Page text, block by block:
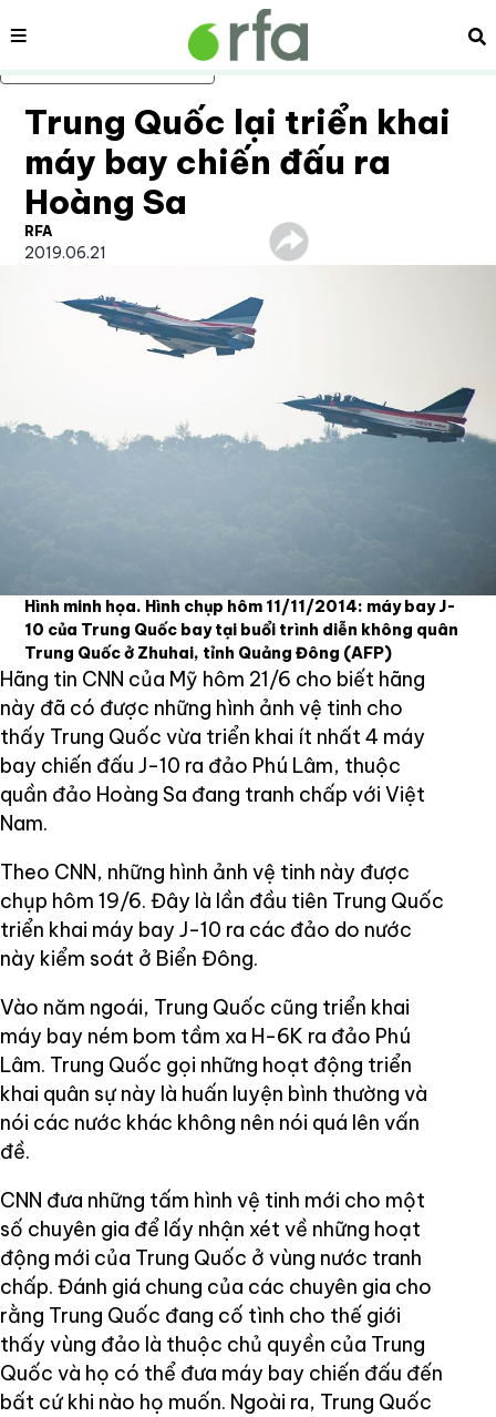
Bỏ qua nội dung chính
Nội dung
Trung Quốc lại triển khai
máy bay chiến đấu ra
Hoàng Sa
RFA
2019.06.21
Hình minh họa. Hình chụp hôm 11/11/2014: máy bay J-
10 của Trung Quốc bay tại buổi trình diễn không quân
Trung Quốc ở Zhuhai, tỉnh Quảng Đông (AFP)
Hãng tin CNN của Mỹ hôm 21/6 cho biết hãng
này đã có được những hình ảnh vệ tinh cho
thấy Trung Quốc vừa triển khai ít nhất 4 máy
bay chiến đấu J-10 ra đảo Phú Lâm, thuộc
quần đảo Hoàng Sa đang tranh chấp với Việt
Nam.
Theo CNN, những hình ảnh vệ tinh này được
chụp hôm 19/6. Đây là lần đầu tiên Trung Quốc
triển khai máy bay J-10 ra các đảo do nước
này kiểm soát ở Biển Đông.
Vào năm ngoái, Trung Quốc cũng triển khai
máy bay ném bom tầm xa H-6K ra đảo Phú
Lâm. Trung Quốc gọi những hoạt động triển
khai quân sự này là huấn luyện bình thường và
nói các nước khác không nên nói quá lên vấn
đề.
CNN đưa những tấm hình vệ tinh mới cho một
số chuyên gia để lấy nhận xét về những hoạt
động mới của Trung Quốc ở vùng nước tranh
chấp. Đánh giá chung của các chuyên gia cho
rằng Trung Quốc đang cố tình cho thế giới
thấy vùng đảo là thuộc chủ quyền của Trung
Quốc và họ có thể đưa máy bay chiến đấu đến
bất cứ khi nào họ muốn. Ngoài ra, Trung Quốc